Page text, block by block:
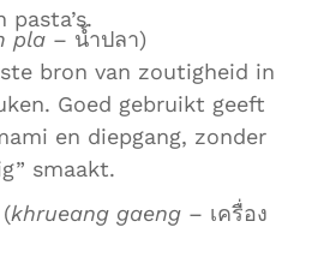
pasta’s.
pla – น้ำปลา)
bron van zoutigheid in
Goed gebruikt geeft
en diepgang, zonder
smaakt.
(khrueang gaeng – เครื่อง